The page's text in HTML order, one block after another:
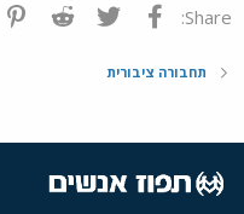
Share: פייסבוק Twitter
Reddit
תחבורה ציבורית